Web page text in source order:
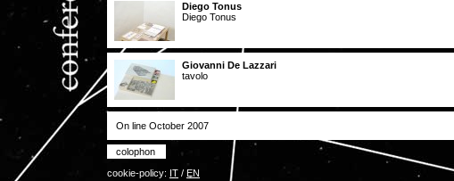
Diego Tonus
Diego Tonus
Giovanni De Lazzari
tavolo
On line October 2007
colophon
cookie-policy: IT / EN